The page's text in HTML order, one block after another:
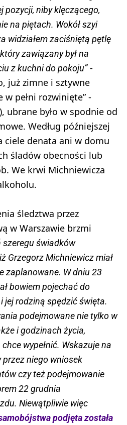
pozycji, niby klęczącego,
na piętach. Wokół szyi
widziałem zaciśniętą pętlę
zawiązany był na
z kuchni do pokoju”-
już zimne i sztywne
pełni rozwinięte” -
ubrane było w spodnie od
Według późniejszej
denata ani w domu
śladów obecności lub
We krwi Michniewicza
śledztwa przez
w Warszawie brzmi
szeregu świadków
Grzegorz Michniewicz miał
zaplanowane. W dniu 23
bowiem pojechać do
jej rodziną spędzić święta.
podejmowane nie tylko w
i godzinach życia,
wypełnić. Wskazuje na
niego wniosek
czy też podejmowanie
22 grudnia
Niewątpliwie więc
podjęta została